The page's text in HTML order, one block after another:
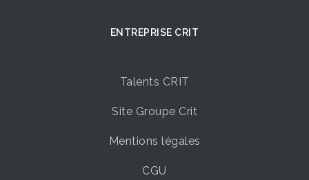
ENTREPRISE CRIT
Talents CRIT
Site Groupe Crit
Mentions légales
CGU